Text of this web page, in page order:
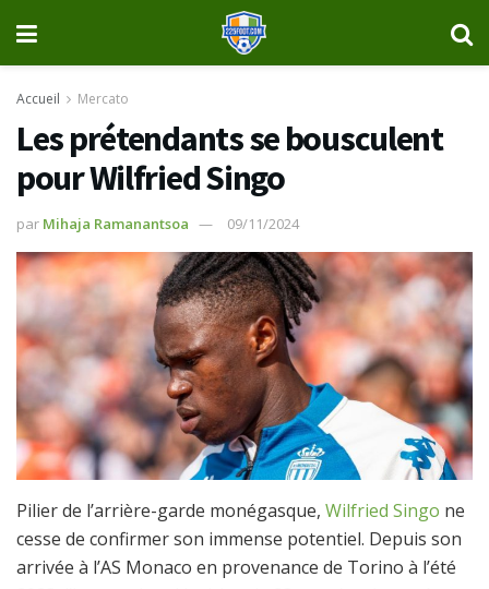
Accueil Mercato
Les prétendants se bousculent
pour Wilfried Singo
par Mihaja Ramanantsoa 09/11/2024
Pilier de l’arrière-garde monégasque, Wilfried Singo ne
cesse de confirmer son immense potentiel. Depuis son
arrivée à l’AS Monaco en provenance de Torino à l’été